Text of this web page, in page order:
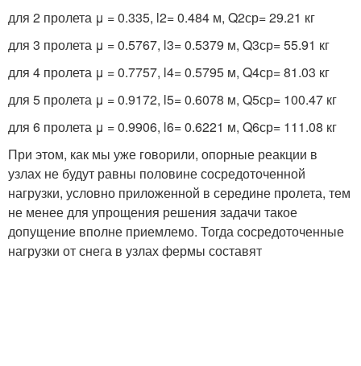
для 2 пролета μ = 0.335, l2= 0.484 м, Q2ср= 29.21 кг
для 3 пролета μ = 0.5767, l3= 0.5379 м, Q3ср= 55.91 кг
для 4 пролета μ = 0.7757, l4= 0.5795 м, Q4ср= 81.03 кг
для 5 пролета μ = 0.9172, l5= 0.6078 м, Q5ср= 100.47 кг
для 6 пролета μ = 0.9906, l6= 0.6221 м, Q6ср= 111.08 кг
При этом, как мы уже говорили, опорные реакции в
узлах не будут равны половине сосредоточенной
нагрузки, условно приложенной в середине пролета, тем
не менее для упрощения решения задачи такое
допущение вполне приемлемо. Тогда сосредоточенные
нагрузки от снега в узлах фермы составят